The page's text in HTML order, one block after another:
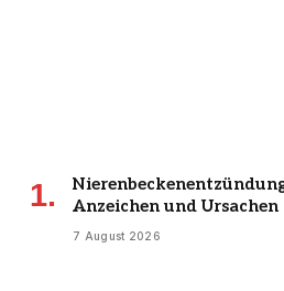
Anzeichen und Ursachen
7 August 2026